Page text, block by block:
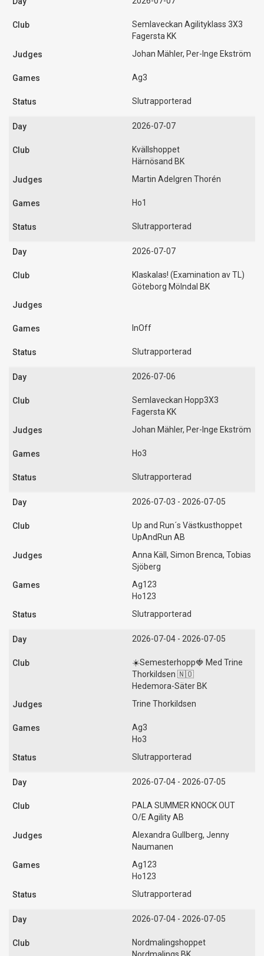
Semlaveckan Agilityklass 3X3
Fagersta KK
Johan Mähler, Per-Inge Ekström
Ag3
Slutrapporterad
2026-07-07
Kvällshoppet
Härnösand BK
Martin Adelgren Thorén
Ho1
Slutrapporterad
2026-07-07
Klaskalas! (Examination av TL)
Göteborg Mölndal BK
InOff
Slutrapporterad
2026-07-06
Semlaveckan Hopp3X3
Fagersta KK
Johan Mähler, Per-Inge Ekström
Ho3
Slutrapporterad
2026-07-03 - 2026-07-05
Up and Run´s Västkusthoppet
UpAndRun AB
Anna Käll, Simon Brenca, Tobias
Sjöberg
Ag123
Ho123
Slutrapporterad
2026-07-04 - 2026-07-05
☀️Semesterhopp🍓 Med Trine
Thorkildsen 🇳🇴
Hedemora-Säter BK
Trine Thorkildsen
Ag3
Ho3
Slutrapporterad
2026-07-04 - 2026-07-05
PALA SUMMER KNOCK OUT
O/E Agility AB
Alexandra Gullberg, Jenny
Naumanen
Ag123
Ho123
Slutrapporterad
2026-07-04 - 2026-07-05
Nordmalingshoppet
Nordmalings BK